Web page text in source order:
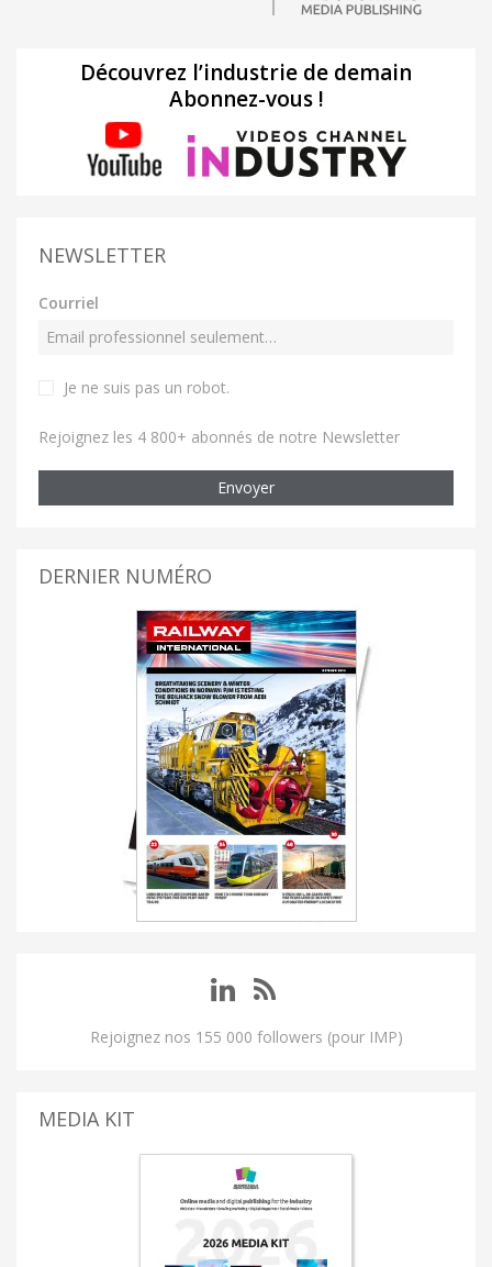
Découvrez l’industrie de demain
Abonnez-vous !
NEWSLETTER
Courriel
Je ne suis pas un robot.
Rejoignez les 4 800+ abonnés de notre Newsletter
Envoyer
DERNIER NUMÉRO
Rejoignez nos 155 000 followers (pour IMP)
MEDIA KIT